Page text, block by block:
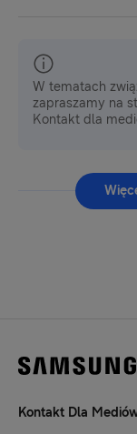
W tematach
zapraszamy na
Kontakt dla
Kontakt Dla